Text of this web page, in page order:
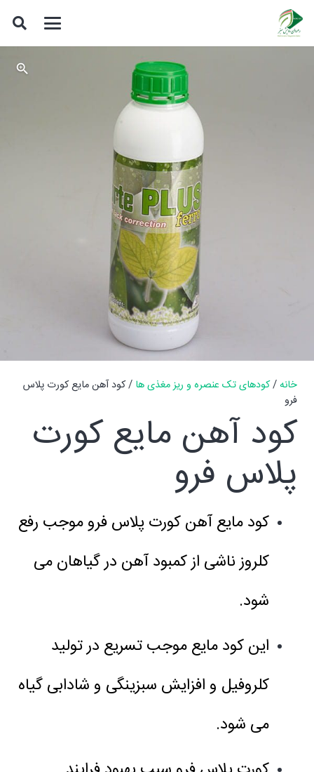
خانه/کودهای تک عنصره و ریز مغذی ها / کود آهن مایع کورت پلاس
فرو
کود آهن مایع کورت
پلاس فرو
کودمایعآهن کورت پلاس فرو موجب رفع
کلروز ناشی از کمبود آهن در گیاهان می
شود.
این کود مایع موجب تسریع در تولید
کلروفیل و افزایش سبزینگی و شادابی گیاه
می شود.